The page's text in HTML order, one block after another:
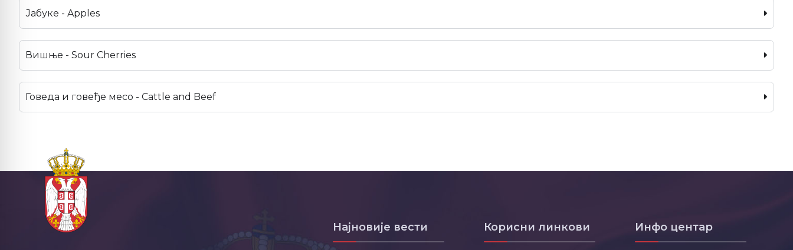
Јабуке - Apples
Вишње - Sour Cherries
Говеда и говеђе месо - Cattle and Beef
Најновије вести Корисни линкови Инфо центар